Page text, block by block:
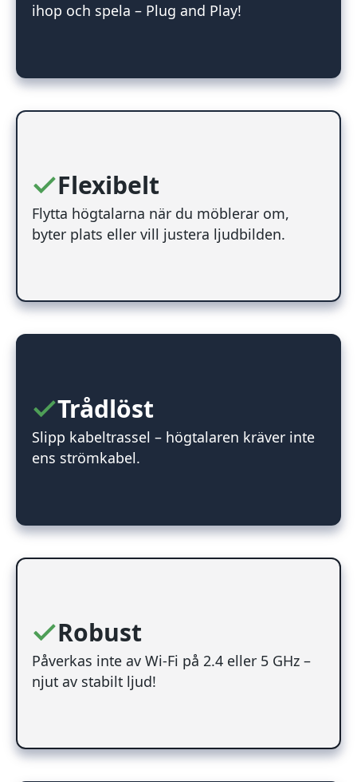
ihop och spela – Plug and Play!
Flexibelt
Flytta högtalarna när du möblerar om,
byter plats eller vill justera ljudbilden.
Trådlöst
Slipp kabeltrassel – högtalaren kräver inte
ens strömkabel.
Robust
Påverkas inte av Wi-Fi på 2.4 eller 5 GHz –
njut av stabilt ljud!